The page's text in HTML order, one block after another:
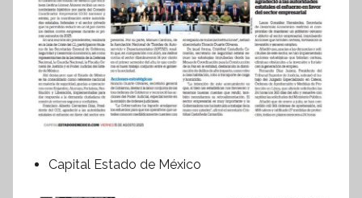
Capital Estado de México